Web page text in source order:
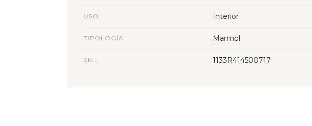
USO Interior
TIPOLOGÍA Marmol
SKU 1133R414500717